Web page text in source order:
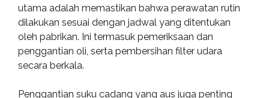
utama adalah memastikan bahwa perawatan rutin
dilakukan sesuai dengan jadwal yang ditentukan
oleh pabrikan. Ini termasuk pemeriksaan dan
penggantian oli, serta pembersihan filter udara
secara berkala.
Penggantian suku cadang yang aus juga penting